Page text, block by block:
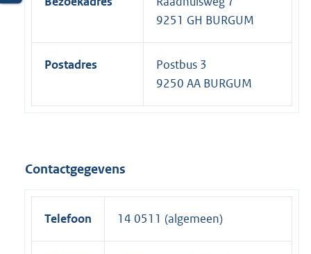
9251 GH BURGUM
Postadres
Postbus 3
9250 AA BURGUM
Contactgegevens
Telefoon 14 0511 (algemeen)